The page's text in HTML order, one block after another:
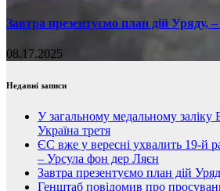
Завтра презентуємо план дій Уряду,
08.17.2025
Недавні записи
У загальному медальному заліку
Україна третя
ЄС вже у вересні ухвалить 19-й
– Урсула фон дер Ляєн
Завтра презентуємо план дій
Генштаб повідомив про